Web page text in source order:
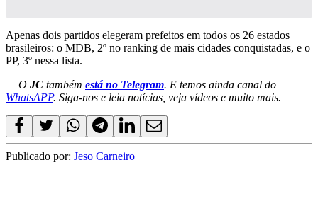
Apenas dois partidos elegeram prefeitos em todos os 26 estados
brasileiros: o MDB, 2º no ranking de mais cidades conquistadas, e o
PP, 3º nessa lista.
— O JC também está no Telegram. E temos ainda canal do
WhatsAPP. Siga-nos e leia notícias, veja vídeos e muito mais.
Publicado por: Jeso Carneiro